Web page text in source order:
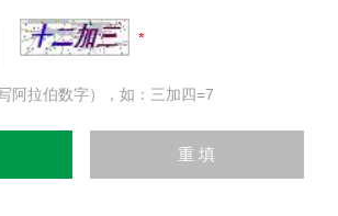
阿拉伯数字），如：三加四=7